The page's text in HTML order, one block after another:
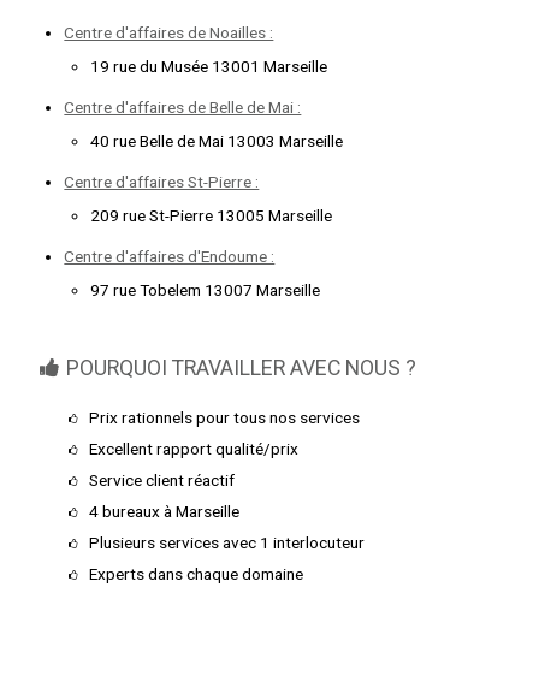
Centre d'affaires de Noailles :
19 rue du Musée 13001 Marseille
Centre d'affaires de Belle de Mai :
40 rue Belle de Mai 13003 Marseille
Centre d'affaires St-Pierre :
209 rue St-Pierre 13005 Marseille
Centre d'affaires d'Endoume :
97 rue Tobelem 13007 Marseille
POURQUOI TRAVAILLER AVEC NOUS ?
Prix rationnels pour tous nos services
Excellent rapport qualité/prix
Service client réactif
4 bureaux à Marseille
Plusieurs services avec 1 interlocuteur
Experts dans chaque domaine